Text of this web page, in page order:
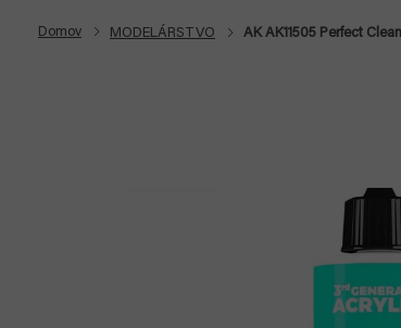
Domov MODELÁRSTVO AK AK11505 Perfect